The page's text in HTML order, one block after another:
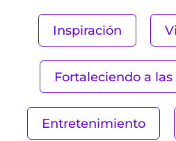
Inspiración
Fortaleciendo a
Entretenimiento